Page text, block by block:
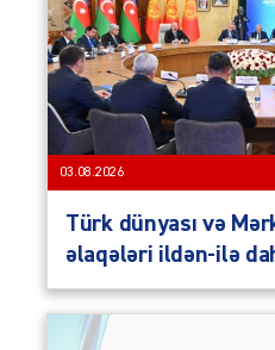
03.08.2026
Türk dünyası və
əlaqələri ildən-ilə